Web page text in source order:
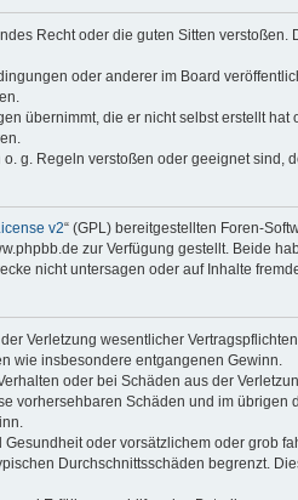
Recht oder die guten Sitten
oder anderer im Board
übernimmt, die er nicht selbst erstellt
g. Regeln verstoßen oder geeignet sind,
v2“ (GPL) bereitgestellten Foren-
zur Verfügung gestellt. Beide
nicht untersagen oder auf Inhalte
Verletzung wesentlicher
wie insbesondere entgangenen Gewinn.
oder bei Schäden aus der
vorhersehbaren Schäden und im
oder vorsätzlichem oder grob
Durchschnittsschäden begrenzt.